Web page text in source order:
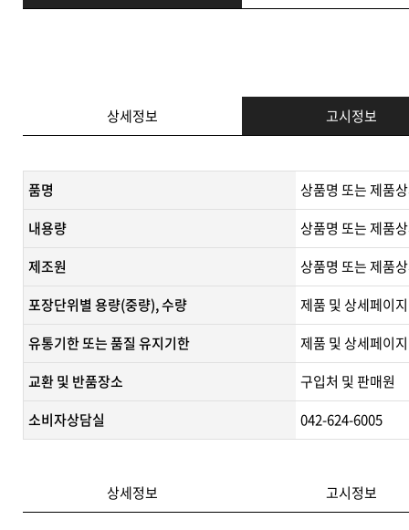
상세정보 고시정보
품명
상품명 또는 제품
내용량
상품명 또는 제품
제조원
상품명 또는 제품
포장단위별 용량(중량), 수량
제품 및 상세페이
유통기한 또는 품질 유지기한
제품 및 상세페이
교환 및 반품장소
구입처 및 판매원
소비자상담실
042-624-6005
상세정보 고시정보